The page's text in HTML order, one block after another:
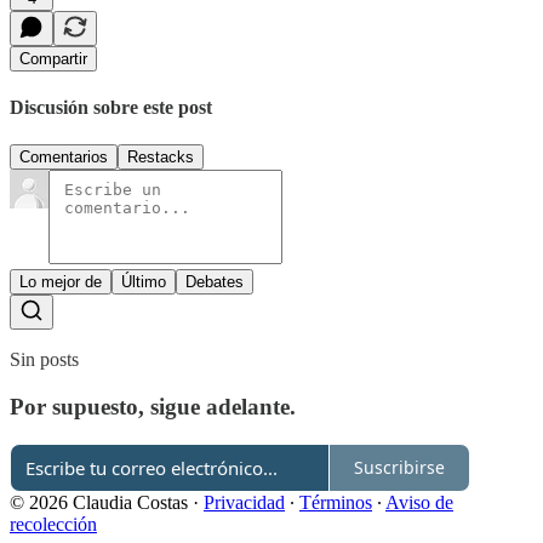
Compartir
Discusión sobre este post
Comentarios Restacks
Lo mejor de Último Debates
Sin posts
Por supuesto, sigue adelante.
Suscribirse
© 2026 Claudia Costas · Privacidad ∙ Términos ∙ Aviso de
recolección